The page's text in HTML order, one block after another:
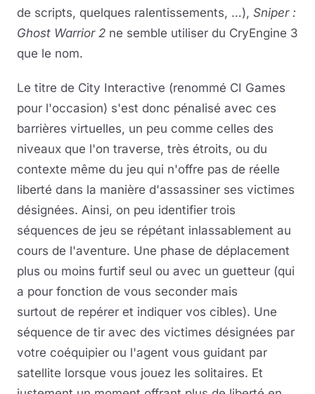
de scripts, quelques ralentissements, …), Sniper :
Ghost Warrior 2 ne semble utiliser du CryEngine 3
que le nom.
Le titre de City Interactive (renommé CI Games
pour l'occasion) s'est donc pénalisé avec ces
barrières virtuelles, un peu comme celles des
niveaux que l'on traverse, très étroits, ou du
contexte même du jeu qui n'offre pas de réelle
liberté dans la manière d'assassiner ses victimes
désignées. Ainsi, on peu identifier trois
séquences de jeu se répétant inlassablement au
cours de l'aventure. Une phase de déplacement
plus ou moins furtif seul ou avec un guetteur (qui
a pour fonction de vous seconder mais
surtout de repérer et indiquer vos cibles). Une
séquence de tir avec des victimes désignées par
votre coéquipier ou l'agent vous guidant par
satellite lorsque vous jouez les solitaires. Et